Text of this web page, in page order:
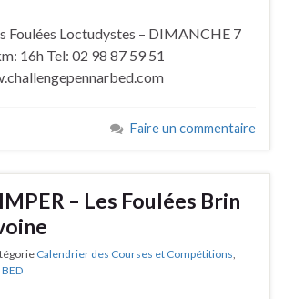
Foulées Loctudystes – DIMANCHE 7
16h Tel: 02 98 87 59 51
Faire un commentaire
– Les Foulées Brin
Calendrier des Courses et Compétitions